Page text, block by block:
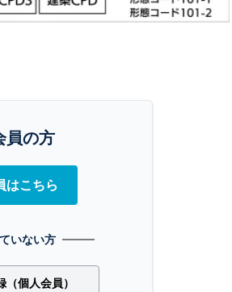
員の方
はこちら
いない方
個人会員）